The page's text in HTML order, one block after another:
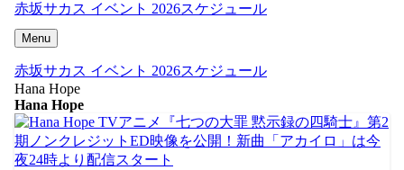
赤坂サカス イベント 2026スケジュール
Menu
赤坂サカス イベント 2026スケジュール
Hana Hope
Hana Hope